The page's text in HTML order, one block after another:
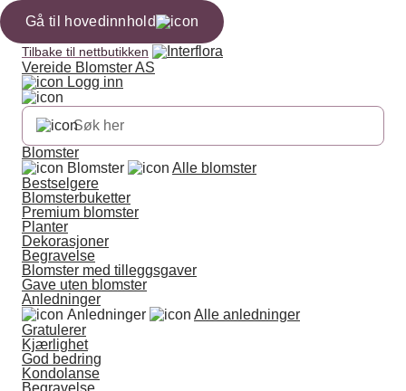
Gå til hovedinnhold
Tilbake til nettbutikken
Vereide Blomster AS
Logg inn
Blomster
Blomster
Alle blomster
Bestselgere
Blomsterbuketter
Premium blomster
Planter
Dekorasjoner
Begravelse
Blomster med tilleggsgaver
Gave uten blomster
Anledninger
Anledninger
Alle anledninger
Gratulerer
Kjærlighet
God bedring
Kondolanse
Begravelse